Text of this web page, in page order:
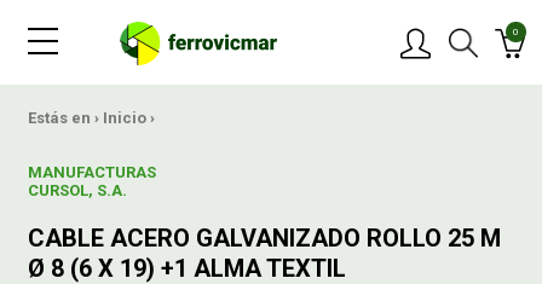
0
Estás en › Inicio ›
MANUFACTURAS
CURSOL, S.A.
CABLE ACERO GALVANIZADO ROLLO 25 M
Ø 8 (6 X 19) +1 ALMA TEXTIL
OFERTAS